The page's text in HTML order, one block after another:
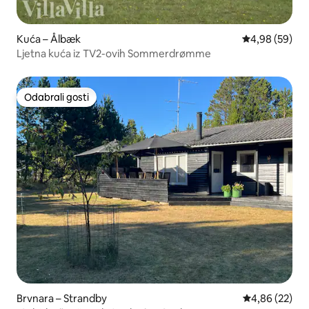
Kuća – Ålbæk Prosječna
4,98 (59)
Ljetna kuća iz TV2-ovih Sommerdrømme
Odabrali gosti
Odabrali gosti
Brvnara – Strandby Prosječna
4,86 (22)